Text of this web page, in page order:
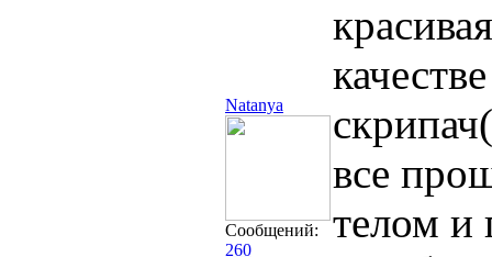
Natanya
Сообщений:
260
все
телом и